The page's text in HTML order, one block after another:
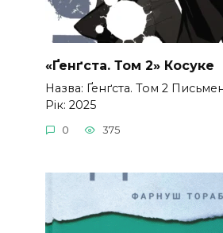
«Ґенґста. Том 2» Косуке
Назва: Ґенґста. Том 2
Рік: 2025
0 375